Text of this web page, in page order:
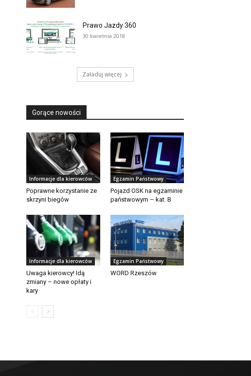
Prawo Jazdy 360
30 kwietnia 2018
Załaduj więcej
Gorące nowości
Informacje dla kierowców
Poprawne korzystanie ze
skrzyni biegów
Egzamin Państwowy
Pojazd OSK na egzaminie
państwowym – kat. B
Informacje dla kierowców
Uwaga kierowcy! Idą
zmiany – nowe opłaty i
kary
Egzamin Państwowy
WORD Rzeszów